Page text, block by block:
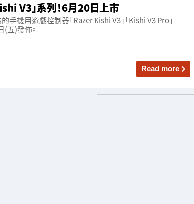
V3」系列！6月20日上市
機用遊戲控制器「Razer Kishi V3」「Kishi V3 Pro」
(五)發佈。
Read more